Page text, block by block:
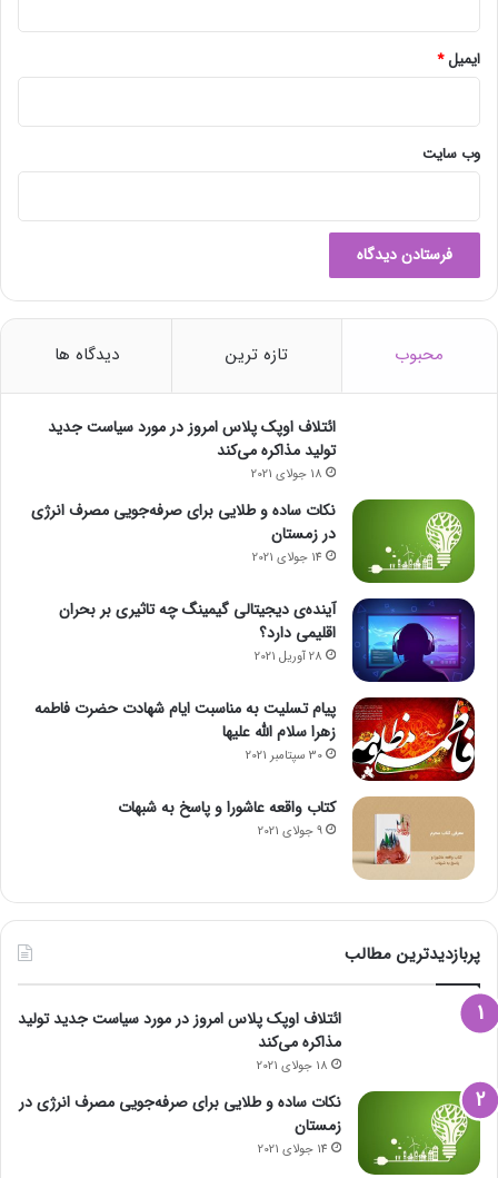
ر
ی
ایمیل*
وب‌ سایت
محبوب تازه ترین دیدگاه ها
ائتلاف اوپک پلاس امروز در مورد سیاست جدید
تولید مذاکره می‌کند
18 جولای 2021
نکات ساده و طلایی برای صرفه‌جویی مصرف انرژی
در زمستان
14 جولای 2021
آینده‌ی دیجیتالی گیمینگ چه تاثیری بر بحران
اقلیمی دارد؟
28 آوریل 2021
پیام تسلیت به مناسبت ایام شهادت حضرت فاطمه
زهرا سلام الله علیها
30 سپتامبر 2021
کتاب واقعه عاشورا و پاسخ به شبهات
9 جولای 2021
پربازدیدترین مطالب
ائتلاف اوپک پلاس امروز در مورد سیاست جدید تولید
مذاکره می‌کند
18 جولای 2021
نکات ساده و طلایی برای صرفه‌جویی مصرف انرژی در
زمستان
14 جولای 2021